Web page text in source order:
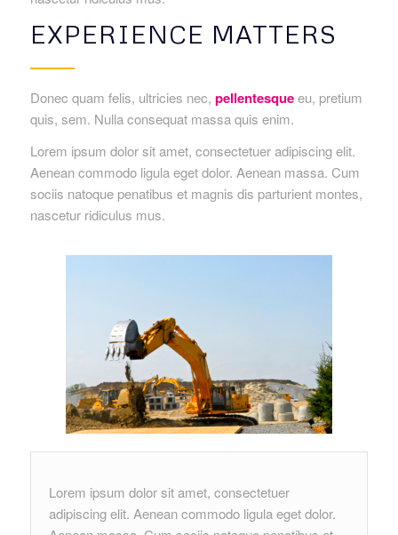
EXPERIENCE MATTERS
Donec quam felis, ultricies nec, pellentesqueeu, pretium
quis, sem. Nulla consequat massa quis enim.
Lorem ipsum dolor sit amet, consectetuer adipiscing elit.
Aenean commodo ligula eget dolor. Aenean massa. Cum
sociis natoque penatibus et magnis dis parturient montes,
nascetur ridiculus mus.
Lorem ipsum dolor sit amet, consectetuer
adipiscing elit. Aenean commodo ligula eget dolor.